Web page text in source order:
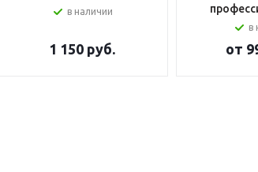
в наличии
1 150руб.
в
от